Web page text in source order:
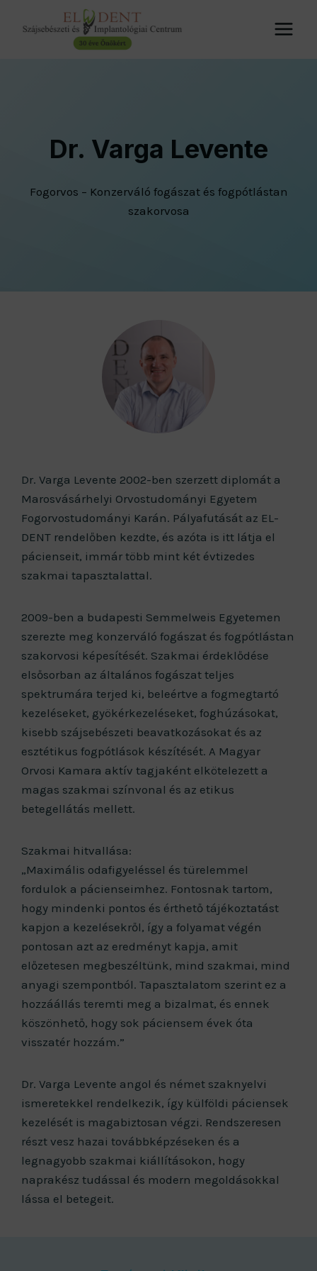
Dr. Varga Levente
Fogorvos – Konzerváló fogászat és fogpótlástan
szakorvosa
Dr. Varga Levente 2002-ben szerzett diplomát a
Marosvásárhelyi Orvostudományi Egyetem
Fogorvostudományi Karán. Pályafutását az EL-
DENT rendelőben kezdte, és azóta is itt látja el
pácienseit, immár több mint két évtizedes
szakmai tapasztalattal.
2009-ben a budapesti Semmelweis Egyetemen
szerezte meg konzerváló fogászat és fogpótlástan
szakorvosi képesítését. Szakmai érdeklődése
elsősorban az általános fogászat teljes
spektrumára terjed ki, beleértve a fogmegtartó
kezeléseket, gyökérkezeléseket, foghúzásokat,
kisebb szájsebészeti beavatkozásokat és az
esztétikus fogpótlások készítését. A Magyar
Orvosi Kamara aktív tagjaként elkötelezett a
magas szakmai színvonal és az etikus
betegellátás mellett.
Szakmai hitvallása:
„Maximális odafigyeléssel és türelemmel
fordulok a pácienseimhez. Fontosnak tartom,
hogy mindenki pontos és érthető tájékoztatást
kapjon a kezelésekről, így a folyamat végén
pontosan azt az eredményt kapja, amit
előzetesen megbeszéltünk, mind szakmai, mind
anyagi szempontból. Tapasztalatom szerint ez a
hozzáállás teremti meg a bizalmat, és ennek
köszönhető, hogy sok páciensem évek óta
visszatér hozzám.”
Dr. Varga Levente angol és német szaknyelvi
ismeretekkel rendelkezik, így külföldi páciensek
kezelését is magabiztosan végzi. Rendszeresen
részt vesz hazai továbbképzéseken és a
legnagyobb szakmai kiállításokon, hogy
naprakész tudással és modern megoldásokkal
lássa el betegeit.